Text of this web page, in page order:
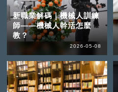
新職業解碼｜機械人訓練
師——機械人幹活怎麼
教？
2026-05-08